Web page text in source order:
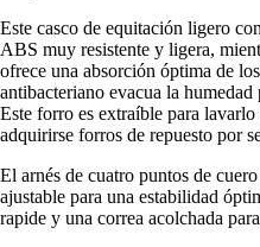
Este casco de equitación ligero
ABS muy resistente y ligera,
ofrece una absorción óptima de
antibacteriano evacua la
Este forro es extraíble para lavarlo
adquirirse forros de repuesto por
El arnés de cuatro puntos de
ajustable para una estabilidad
rapide y una correa acolchada